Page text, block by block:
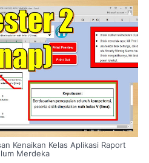
Kenaikan Kelas Aplikasi Raport
Merdeka